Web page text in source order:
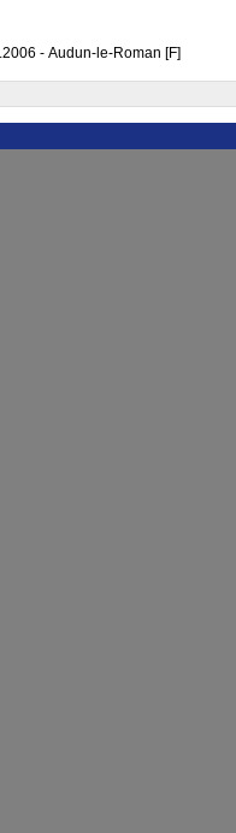
- Audun-le-Roman [F]